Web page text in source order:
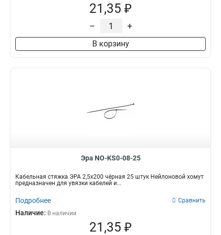
21,35 ₽
– +
В корзину
Эра NO-KS0-08-25
Кабельная стяжка ЭРА 2,5х200 чёрная 25 штук Нейлоновой хомут
предназначен для увязки кабелей и...
Подробнее Сравнить
Наличие: В наличии
21,35 ₽